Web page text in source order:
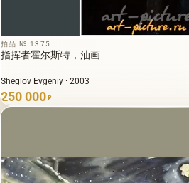
拍品 № 1375
指挥者霍尔斯特，油画
Sheglov Evgeniy · 2003
250 000 ₽